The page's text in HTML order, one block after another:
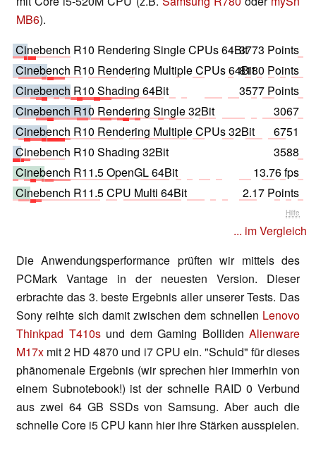
MB6).
Cinebench R10 Rendering Single CPUs 64Bit3773 Points
Cinebench R10 Rendering Multiple CPUs 64Bit8180 Points
Cinebench R10 Shading 64Bit
3577 Points
Cinebench R10 Rendering Single 32Bit
3067
Cinebench R10 Rendering Multiple CPUs 32Bit
6751
Cinebench R10 Shading 32Bit
3588
Cinebench R11.5 OpenGL 64Bit
13.76 fps
Cinebench R11.5 CPU Multi 64Bit
2.17 Points
Hilfe
... im Vergleich
Die Anwendungsperformance prüften wir mittels des
PCMark Vantage in der neuesten Version. Dieser
erbrachte das 3. beste Ergebnis aller unserer Tests. Das
Sony reihte sich damit zwischen dem schnellen Lenovo
Thinkpad T410sund dem Gaming Bolliden Alienware
M17x mit 2 HD 4870 und i7 CPU ein. "Schuld" für dieses
phänomenale Ergebnis (wir sprechen hier immerhin von
einem Subnotebook!) ist der schnelle RAID 0 Verbund
aus zwei 64 GB SSDs von Samsung. Aber auch die
schnelle Core i5 CPU kann hier ihre Stärken ausspielen.